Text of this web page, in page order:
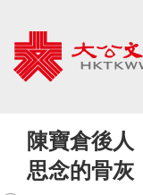
陳寶倉後人
思念的骨灰